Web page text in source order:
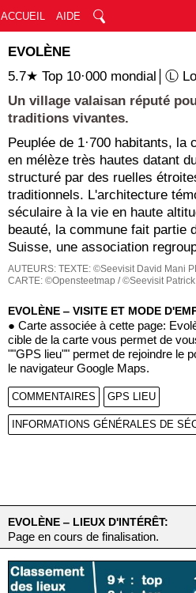
ACCUEIL AIDE
EVOLÈNE
5.7★ Top 10·000 mondial│Ⓛ
Un village valaisan réputé
traditions vivantes.
Peuplée de 1·700 habitants, la
en mélèze très hautes datant
structuré par des ruelles
traditionnels. L'architecture
séculaire à la vie en haute
beauté, la commune fait partie
Suisse, une association
AUTEURS:TEXTE: ©Seevisit David Mani
CARTE: ©Opensteetmap / ©Seevisit
EVOLÈNE ‒ VISITE ET MODE
● Carte associée à cette page:
cible de la carte vous permet de
""GPS lieu"" permet de rejoindre le
le navigateur Google Maps.
COMMENTAIRES GPS LIEU
INFORMATIONS GÉNÉRALES DE
EVOLÈNE ‒ LIEUX D'INTÉRÊT:
Page en cours de finalisation.